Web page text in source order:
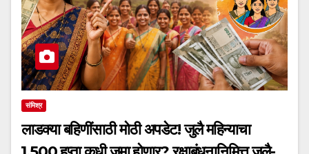
संमिश्र
लाडक्या बहिणींसाठी मोठी अपडेट! जुलै महिन्याचा